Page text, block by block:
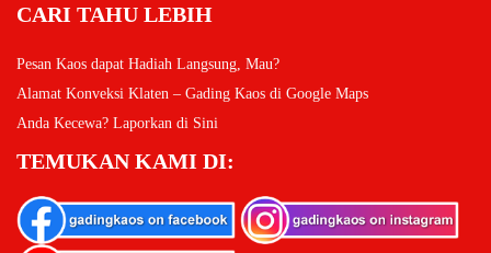
CARI TAHU LEBIH
Pesan Kaos dapat Hadiah Langsung, Mau?
Alamat Konveksi Klaten – Gading Kaos di Google Maps
Anda Kecewa? Laporkan di Sini
TEMUKAN KAMI DI: